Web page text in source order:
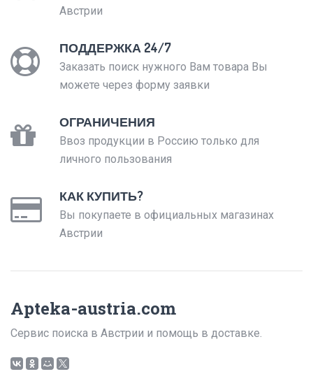
Австрии
ПОДДЕРЖКА 24/7
Заказать поиск нужного Вам товара Вы
можете через форму заявки
ОГРАНИЧЕНИЯ
Ввоз продукции в Россию только для
личного пользования
КАК КУПИТЬ?
Вы покупаете в официальных магазинах
Австрии
Apteka-austria.com
Сервис поиска в Австрии и помощь в доставке.